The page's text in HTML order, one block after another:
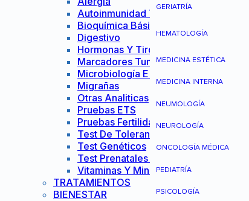
GERIATRÍA
HEMATOLOGÍA
MEDICINA ESTÉTICA
MEDICINA INTERNA
NEUMOLOGÍA
NEUROLOGÍA
ONCOLOGÍA MÉDICA
PEDIATRÍA
PSICOLOGÍA
Autoinmunidad Y Reumatología
Bioquímica Básica
Digestivo
Hormonas Y Tiroides
Marcadores Tumorales
Microbiología E Infecciones
Migrañas
Otras Analiticas
Pruebas ETS
Pruebas Fertilidad Mujer
Test De Tolerancia Alimentaria
Test Genéticos
Test Prenatales No Invasivos
Vitaminas Y Minerales
TRATAMIENTOS
BIENESTAR